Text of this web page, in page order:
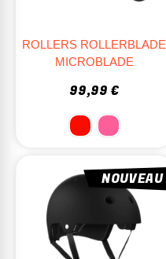
ROLLERS ROLLERBLADE
MICROBLADE
99,99 €
NOUVEAU